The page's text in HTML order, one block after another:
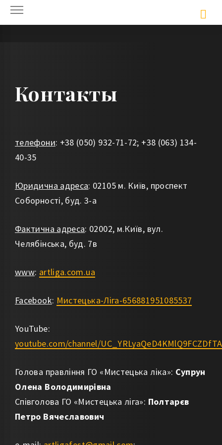
Skip
Контакты
телефони: +38 (050) 932-71-72; +38 (063) 134-
40-35
Юридична адреса: 02105 м. Київ, проспект
Соборності, буд. 3-а
Фактична адреса: 02002, м.Київ, вул.
Челябінська, буд. 7в
www: artliga.com.ua
Facebook: Мистецька-Ліга-656881951085537
YouTube:
youtube.com/channel/UC_YRLyaQeD4KMlQ9FCZDfTA
Голова правління ГО «Мистецька ліка»: Супрун
Олена Володимирівна
Співголова ГО «Мистецька ліга»: Полтарєв
Петро Вячеславович